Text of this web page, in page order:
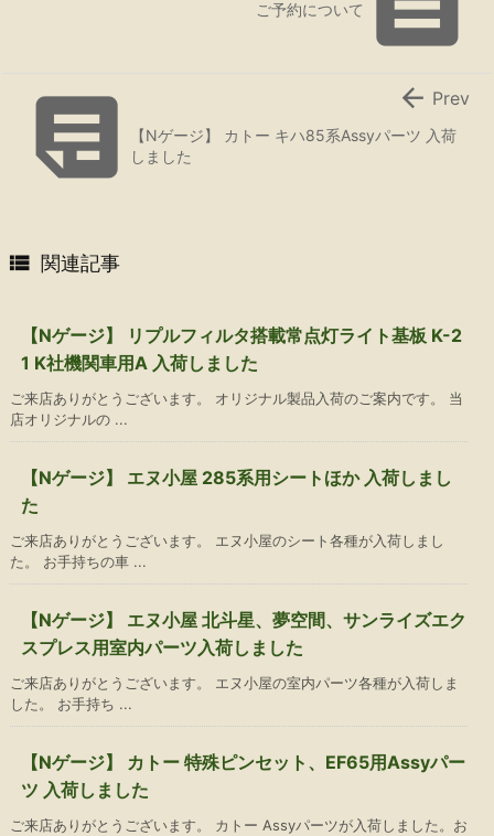
ご予約について

【Nゲージ】 カトー キハ85系Assyパーツ 入荷
しました
 Prev
 関連記事
【Nゲージ】 リプルフィルタ搭載常点灯ライト基板 K-2
1 K社機関車用A 入荷しました
ご来店ありがとうございます。 オリジナル製品入荷のご案内です。 当
店オリジナルの ...
【Nゲージ】 エヌ小屋 285系用シートほか 入荷しまし
た
ご来店ありがとうございます。 エヌ小屋のシート各種が入荷しまし
た。 お手持ちの車 ...
【Nゲージ】 エヌ小屋 北斗星、夢空間、サンライズエク
スプレス用室内パーツ入荷しました
ご来店ありがとうございます。 エヌ小屋の室内パーツ各種が入荷しま
した。 お手持ち ...
【Nゲージ】 カトー 特殊ピンセット、EF65用Assyパー
ツ 入荷しました
ご来店ありがとうございます。 カトー Assyパーツが入荷しました。お